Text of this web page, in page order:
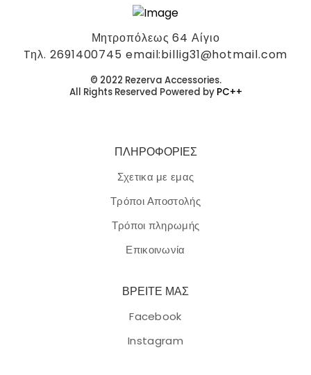
Μητροπόλεως 64 Αίγιο
Tηλ. 2691400745 email:billig31@hotmail.com
© 2022 Rezerva Accessories.
All Rights Reserved Powered by PC++
ΠΛΗΡΟΦΟΡΙΕΣ
Σχετικα με εμας
Τρόποι Αποστολής
Τρόποι πληρωμής
Επικοινωνία
ΒΡΕΙΤΕ ΜΑΣ
Facebook
Instagram